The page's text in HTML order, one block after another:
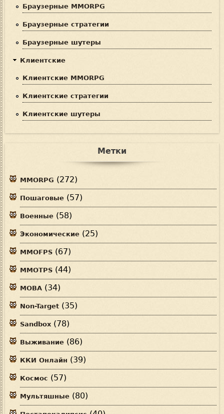
Браузерные MMORPG
Браузерные стратегии
Браузерные шутеры
Клиентские
Клиентские MMORPG
Клиентские стратегии
Клиентские шутеры
Метки
MMORPG (272)
Пошаговые (57)
Военные (58)
Экономические (25)
MMOFPS (67)
MMOTPS (44)
MOBA (34)
Non-Target (35)
Sandbox (78)
Выживание (86)
ККИ Онлайн (39)
Космос (57)
Мультяшные (80)